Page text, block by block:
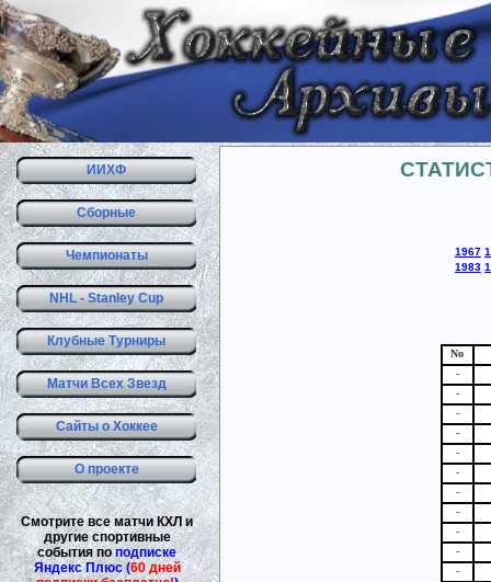
ИИХФ
Сборные
Чемпионаты
NHL - Stanley Cup
Клубные Турниры
Матчи Всех Звезд
Сайты о Хоккее
О проекте
Смотрите все матчи КХЛ и
другие спортивные
события поподписке
Яндекс Плюс (60 дней
1967
1983
No
-
-
-
-
-
-
-
-
-
-
-